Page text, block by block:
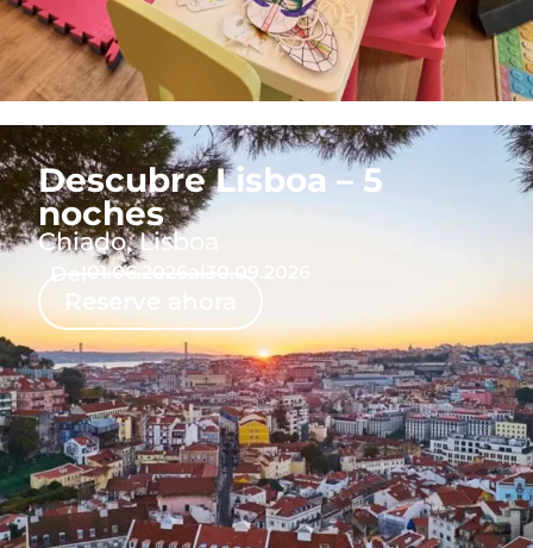
Descubre Lisboa – 5
noches
Chiado, Lisboa
Reserve ahora
01.06.2026